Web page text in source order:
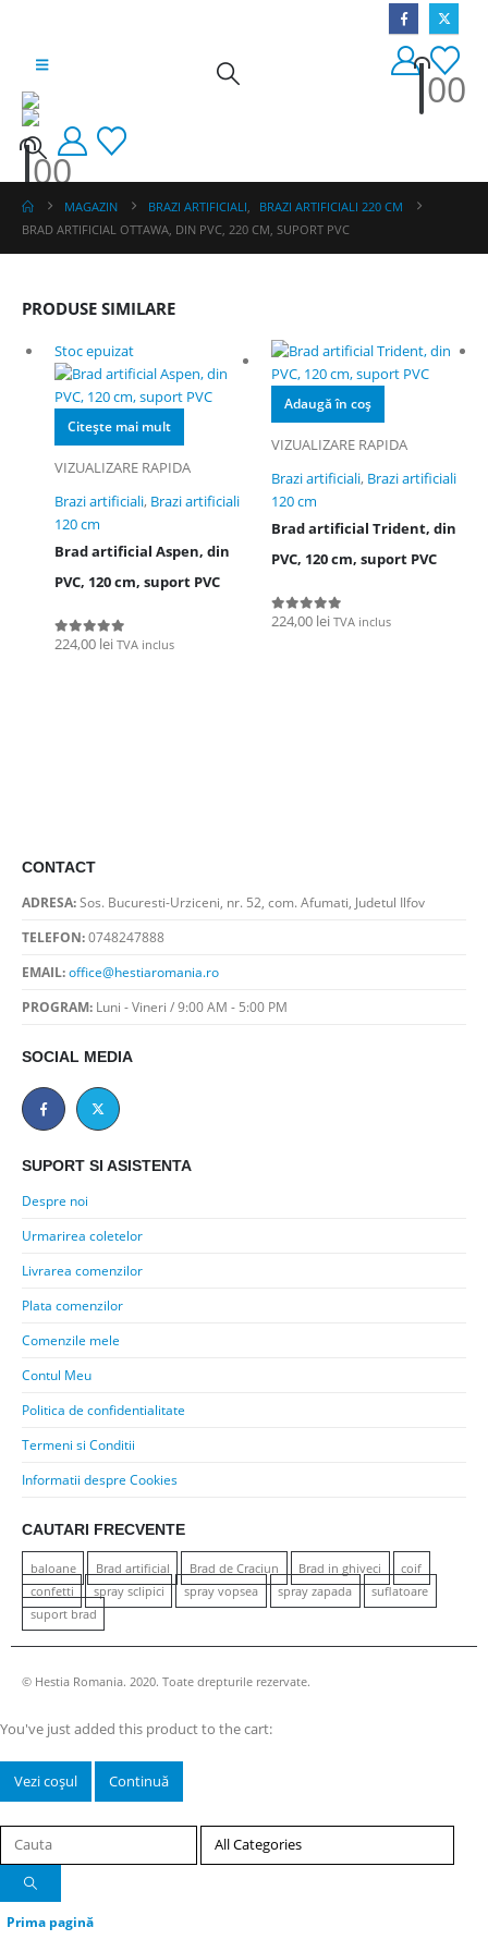
00
00
MAGAZIN BRAZI ARTIFICIALI
BRAZI ARTIFICIALI 220 CM
BRAD ARTIFICIAL OTTAWA, DIN PVC, 220 CM, SUPORT PVC
PRODUSE SIMILARE
Stoc epuizat
Citește mai mult
VIZUALIZARE RAPIDA
Brazi artificiali, Brazi artificiali
120 cm
Brad artificial Aspen, din
PVC, 120 cm, suport PVC
0out of 5
224,00 lei TVA inclus
Adaugă în coș
VIZUALIZARE RAPIDA
Brazi artificiali, Brazi artificiali
120 cm
Brad artificial Trident, din
PVC, 120 cm, suport PVC
0out of 5
224,00 lei TVA inclus
CONTACT
ADRESA:Sos. Bucuresti-Urziceni, nr. 52, com. Afumati, Judetul Ilfov
TELEFON:0748247888
EMAIL:office@hestiaromania.ro
PROGRAM: Luni - Vineri / 9:00 AM - 5:00 PM
SOCIAL MEDIA
SUPORT SI ASISTENTA
Despre noi
Urmarirea coletelor
Livrarea comenzilor
Plata comenzilor
Comenzile mele
Contul Meu
Politica de confidentialitate
Termeni si Conditii
Informatii despre Cookies
CAUTARI FRECVENTE
baloane Brad artificial Brad de Craciun Brad in ghiveci
coif
confetti
spray sclipici spray vopsea spray zapada
suflatoare
suport brad
© Hestia Romania. 2020. Toate drepturile rezervate.
You've just added this product to the cart:
Vezi coșul Continuă
Prima pagină